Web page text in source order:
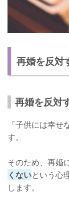
再婚を反対
再婚を反対
「子供には幸
す。
そのため、再婚
くないという心
します。